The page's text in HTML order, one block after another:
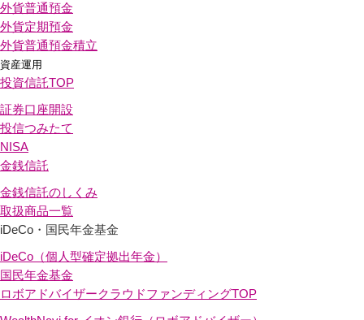
外貨普通預金
外貨定期預金
外貨普通預金積立
資産運用
投資信託TOP
証券口座開設
投信つみたて
NISA
金銭信託
金銭信託のしくみ
取扱商品一覧
iDeCo・国民年金基金
iDeCo（個人型確定拠出年金）
国民年金基金
ロボアドバイザークラウドファンディングTOP